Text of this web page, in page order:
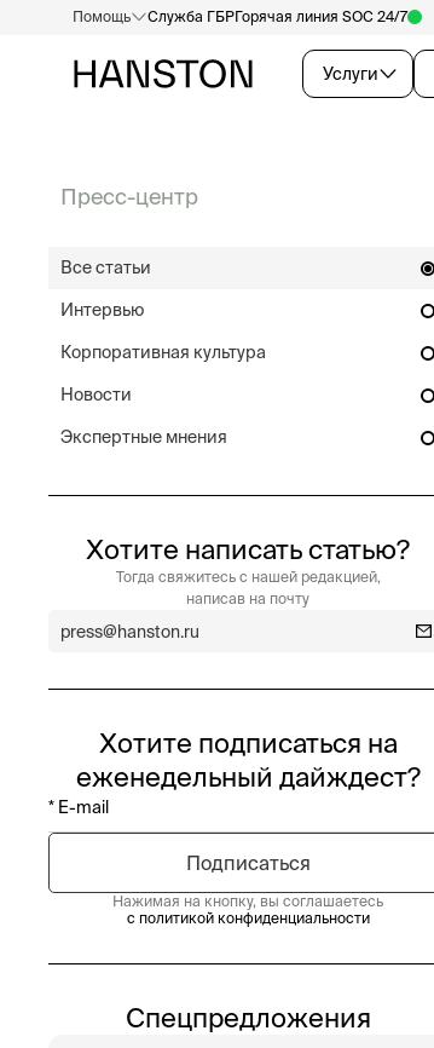
Услуги
Помощь Служба ГБРГорячая линия SOC 24/7
Пресс-центр
Все статьи
Интервью
Корпоративная культура
Новости
Экспертные мнения
Хотите написать статью?
Тогда свяжитесь с нашей редакцией,
написав на почту
press@hanston.ru
Хотите подписаться на
еженедельный дайждест?
Нажимая на кнопку, вы соглашаетесь
с политикой конфиденциальности
Спецпредложения